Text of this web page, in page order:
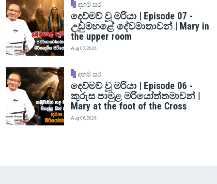
දහම් සර
දෙව්මව් වූ මරියා | Episode 07 -
උඩුමහළේ දේවමාතාවන් | Mary in
the upper room
Aug 07, 2026
දහම් සර
දෙව්මව් වූ මරියා | Episode 06 -
කුරුස පාමුළ මරියෝත්තමාවන් |
Mary at the foot of the Cross
Aug 06, 2026